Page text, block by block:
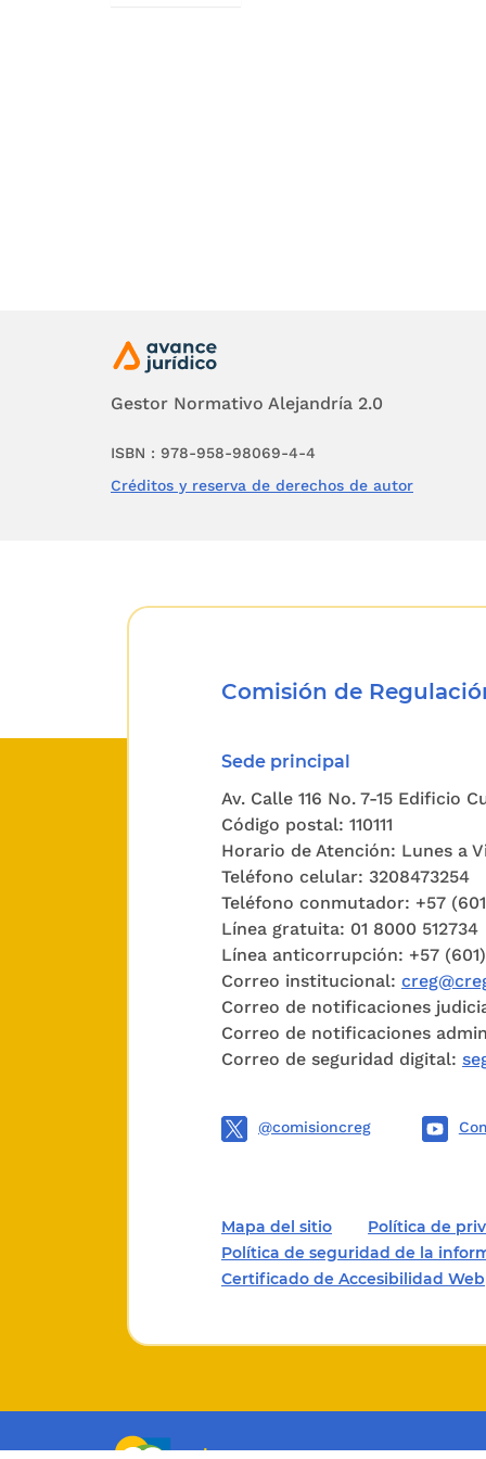
el
que
no
sin
la
SALA
La
Gestor Normativo Alejandría 2.0
ISBN : 978-958-98069-4-4
Créditos y reserva de derechos de autor
Comisión de
Sede principal
Av. Calle 116 No. 7-15 Edificio
Código postal: 110111
Horario de Atención: Lunes a
Teléfono celular: 3208473254
Teléfono conmutador: +57
Línea gratuita: 01 8000 512734
Línea anticorrupción: +57
Correo institucional:
Correo de notificaciones
Correo de notificaciones
Correo de seguridad digital:
@comisioncreg
Mapa del sitio Política de
Política de seguridad de la
Certificado de Accesibilidad Web